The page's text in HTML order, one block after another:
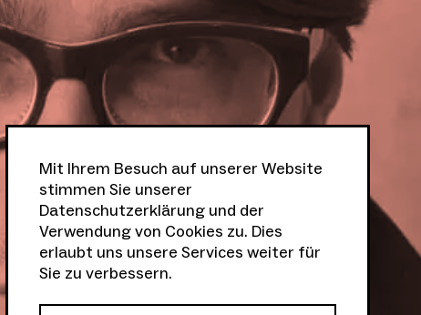
Mit Ihrem Besuch auf unserer Website
stimmen Sie unserer
Datenschutzerklärungund der
Verwendung von Cookies zu. Dies
erlaubt uns unsere Services weiter für
Sie zu verbessern.